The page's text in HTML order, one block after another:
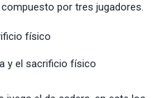
por tres jugadores.
y el sacrificio físico